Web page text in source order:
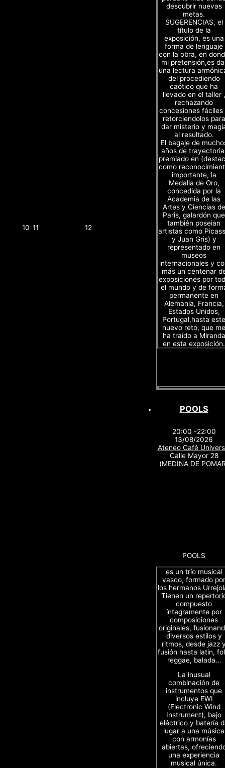
10 11 12
descubrir nuevas
metas.
SUGERENCIAS, el
título de la
exposición, es una
forma de lenguaje
con la obra, en
mi pretensión,es
una lectura
del procediendo
caótico que ha
llevado en el taller ,
rechazando
concesiones fáciles
retorciendolos para
dar misterio y
al resultado.
El bagaje de
años de
premiado en
como
importante, la
Medalla de Oro,
concedida por la
Academia de las
Artes y Ciencias de
Paris, galardón que
también poseian
artistas como
y Juan Gris) y
representado en
museos
internacionales y
más un centenar
exposiciones por
el mundo y de
permanente en
Alemania, Francia,
Estados Unidos,
Portugal,hasta este
nuevo reto, que me
ha traído a Miranda
en esta exposición.
POOLS
20:00 -22:00
13/08/2026
Ateneo Café
Calle Mayor 28
(MEDINA DE
POOLS
es un trío musical
vasco, formado por
los hermanos
Tienen un
compuesto
íntegramente por
composiciones
originales,
diversos estilos y
ritmos, desde jazz
fusión hasta latin,
reggae, balada…
La inusual
combinación de
instrumentos que
incluye EWI
(Electronic Wind
Instrument), bajo
eléctrico y batería
lugar a una música
con armonías
abiertas,
una experiencia
musical única.